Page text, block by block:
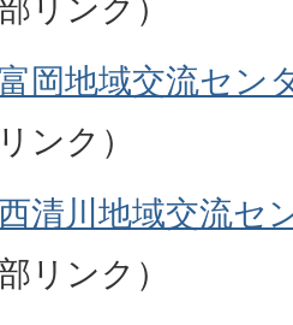
リンク）
岡地域交流セン
ンク）
清川地域交流セ
リンク）